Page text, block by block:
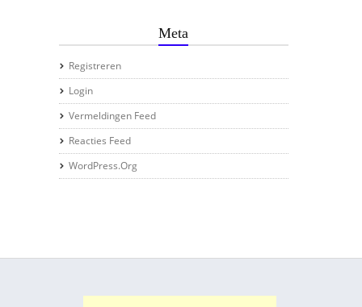
Meta
Registreren
Login
Vermeldingen Feed
Reacties Feed
WordPress.org